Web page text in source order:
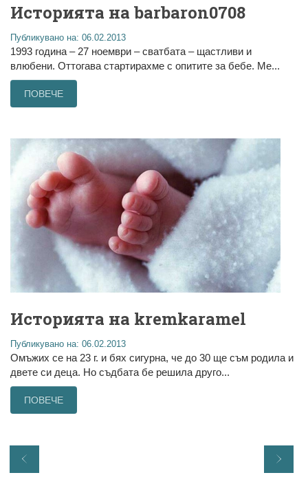
Историята на barbaron0708
Публикувано на: 06.02.2013
1993 година – 27 ноември – сватбата – щастливи и
влюбени. Оттогава стартирахме с опитите за бебе. Ме...
ПОВЕЧЕ
Историята на kremkaramel
Публикувано на: 06.02.2013
Омъжих се на 23 г. и бях сигурна, че до 30 ще съм родила и
двете си деца. Но съдбата бе решила друго...
ПОВЕЧЕ